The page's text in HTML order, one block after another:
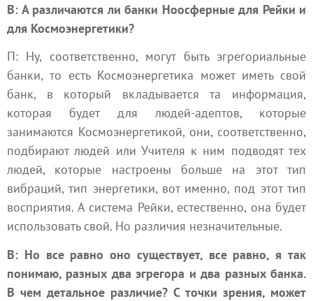
В: А различаются ли банки Ноосферные для Рейки и
для Космоэнергетики?
П: Ну, соответственно, могут быть эгрегориальные
банки, то есть Космоэнергетика может иметь свой
банк, в который вкладывается та информация,
которая будет для людей-адептов, которые
занимаются Космоэнергетикой, они, соответственно,
подбирают людей или Учителя к ним подводят тех
людей, которые настроены больше на этот тип
вибраций, тип энергетики, вот именно, под этот тип
восприятия. А система Рейки, естественно, она будет
использовать свой. Но различия незначительные.
В: Но все равно оно существует, все равно, я так
понимаю, разных два эгрегора и два разных банка.
В чем детальное различие? С точки зрения, может